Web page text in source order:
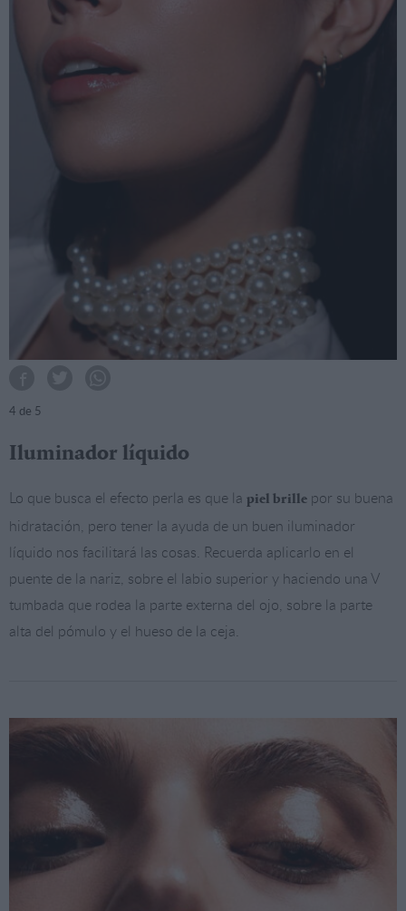
4 de 5
Iluminador líquido
Lo que busca el efecto perla es que la piel brille por su buena
hidratación, pero tener la ayuda de un buen iluminador
líquido nos facilitará las cosas. Recuerda aplicarlo en el
puente de la nariz, sobre el labio superior y haciendo una V
tumbada que rodea la parte externa del ojo, sobre la parte
alta del pómulo y el hueso de la ceja.